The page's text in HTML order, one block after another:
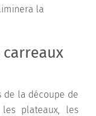
la
carreaux
de la découpe de
plateaux, les